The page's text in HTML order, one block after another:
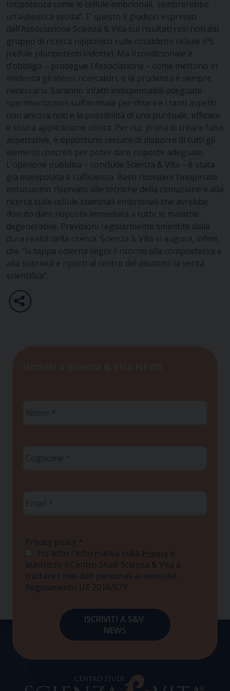
totipotenza come le cellule embrionali, sembrerebbe
un’autentica svolta”. E’ questo il giudizio espresso
dall’Associazione Scienza & Vita sui risultati resi noti dal
gruppo di ricerca nipponico sulle cosiddette cellule iPS
(cellule pluripotenti indotte). Ma il condizionale è
d’obbligo – prosegue l’Associazione – come mettono in
evidenza gli stessi ricercatori, e la prudenza è sempre
necessaria. Saranno infatti indispensabili adeguate
sperimentazioni sull’animale per chiarire i tanti aspetti
non ancora noti e la possibilità di una puntuale, efficace
e sicura applicazione clinica. Per cui, prima di creare false
aspettative, è opportuno cercare di disporre di tutti gli
elementi concreti per poter dare risposte adeguate.
L’opinione pubblica – conclude Scienza & Vita – è stata
già manipolata a sufficienza. Basti ricordare l’inopinato
entusiasmo riservato alle tecniche della clonazione e alla
ricerca sulle cellule staminali embrionali che avrebbe
dovuto dare risposta immediata a tutte le malattie
degenerative. Previsioni regolarmente smentite dalla
dura realtà della ricerca. Scienza & Vita si augura, infine,
che “la tappa odierna segni il ritorno alla compostezza e
alla sobrietà e riporti al centro del dibattito la verità
scientifica”.
Privacy policy *
Ho letto l'informativa sulla Privacy e
autorizzo il Centro Studi Scienza & Vita a
trattare i miei dati personali ai sensi del
Regolamento UE 2016/679